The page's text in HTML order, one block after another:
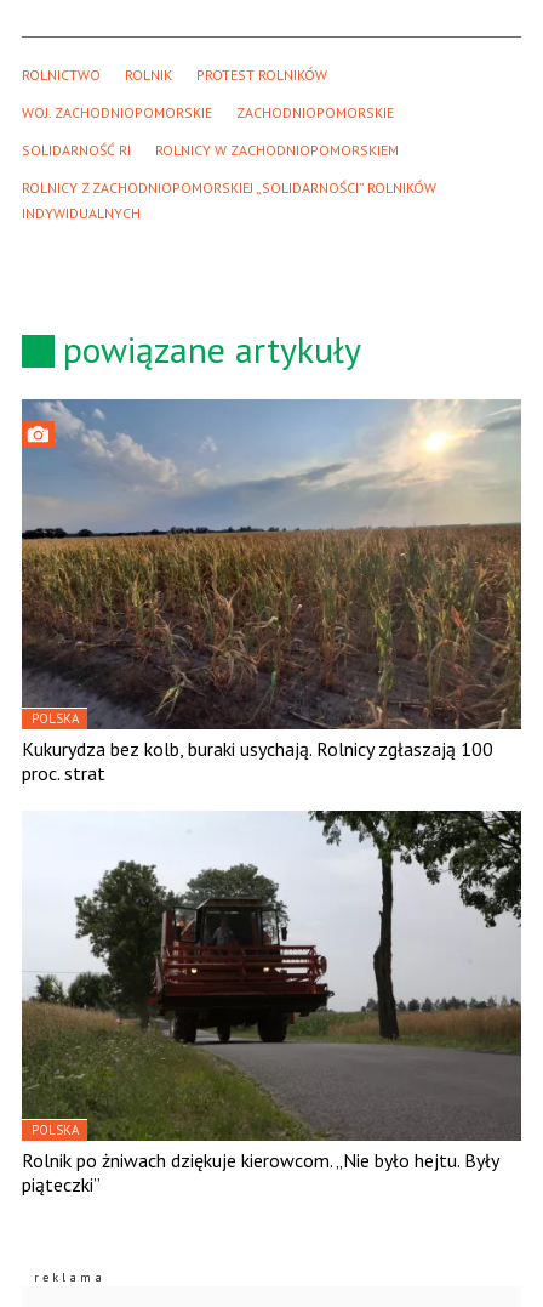
ROLNICTWO ROLNIK PROTEST ROLNIKÓW
WOJ. ZACHODNIOPOMORSKIE ZACHODNIOPOMORSKIE
SOLIDARNOŚĆ RI ROLNICY W ZACHODNIOPOMORSKIEM
ROLNICY Z ZACHODNIOPOMORSKIEJ „SOLIDARNOŚCI” ROLNIKÓW
INDYWIDUALNYCH
powiązane artykuły
POLSKA
Kukurydza bez kolb, buraki usychają. Rolnicy zgłaszają 100
proc. strat
POLSKA
Rolnik po żniwach dziękuje kierowcom. „Nie było hejtu. Były
piąteczki”